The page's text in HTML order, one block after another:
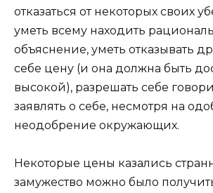
отказаться от некоторых своих
уметь всему находить
объяснение, уметь отказывать
себе цену (и она должна быть
высокой), разрешать себе
заявлять о себе, несмотря на
неодобрение окружающих.
Некоторые цены казались
замужество можно было